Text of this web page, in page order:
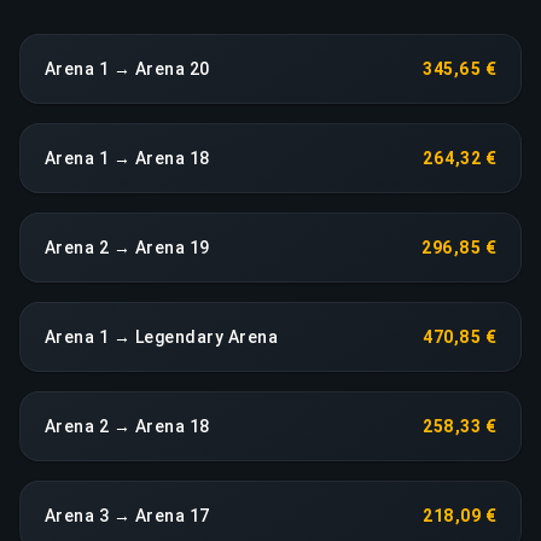
Arena 1 → Arena 20 345,65 €
Arena 1 → Arena 18 264,32 €
Arena 2 → Arena 19 296,85 €
Arena 1 → Legendary Arena 470,85 €
Arena 2 → Arena 18 258,33 €
Arena 3 → Arena 17 218,09 €